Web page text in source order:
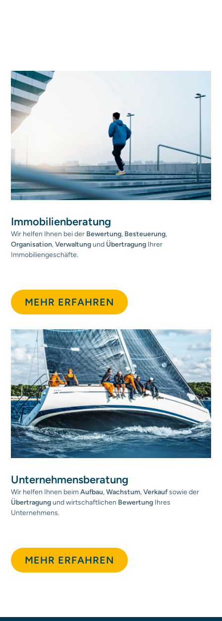
Immobilien­beratung
Wir helfen Ihnen bei der Bewertung, Besteuerung,
Organisation,Verwaltungund Übertragung Ihrer
Immobiliengeschäfte.
MEHR ERFAHREN
Unternehmens­beratung
Wir helfen Ihnen beimAufbau,Wachstum,Verkaufsowie der
Übertragungund wirtschaftlichen Bewertung Ihres
Unternehmens.
MEHR ERFAHREN